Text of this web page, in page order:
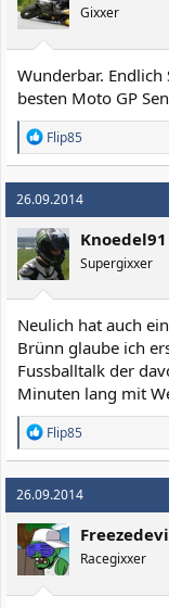
Gixxer
Wunderbar.
besten Moto GP
R
e
a
k
t
i
o
n
e
n
Flip85
26.09.2014
Knoedel91
Supergixxer
Neulich hat auch
Brünn glaube ich
Fussballtalk der
Minuten lang mit
R
e
a
k
t
i
o
n
e
n
Flip85
26.09.2014
Racegixxer